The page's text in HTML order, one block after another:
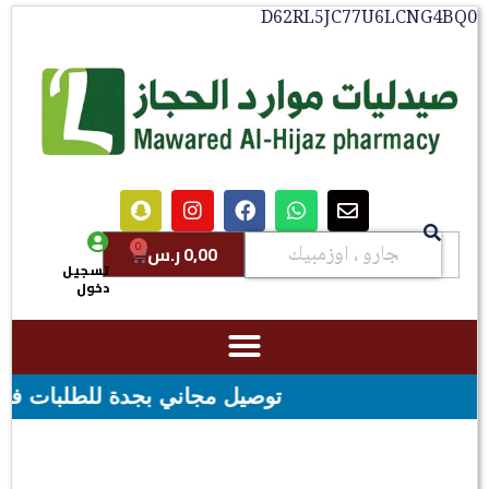
D62RL5JC77U6LCNG4BQ0
0,00ر.س 0
تسجيل
دخول
توصيل مجاني بجدة للطلبات فوق قيمه ال ١٠٠ ريال - شحن مجاني لقيمه اكثر من